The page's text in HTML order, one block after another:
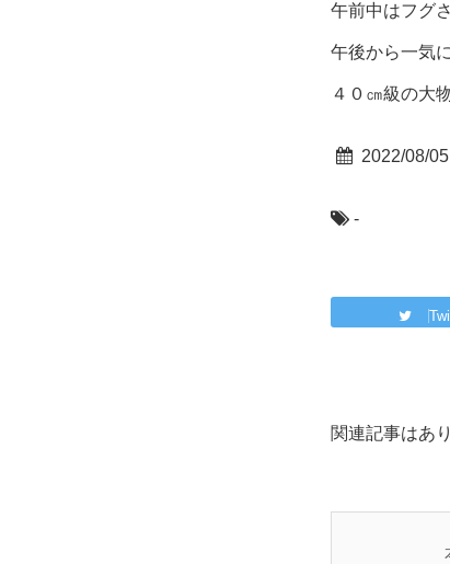
午前中はフグ
午後から一気
４０㎝級の大
2022/08/05
-
関連記事はあ